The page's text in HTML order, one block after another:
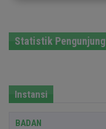
Statistik Pengunjung
Instansi
BADAN